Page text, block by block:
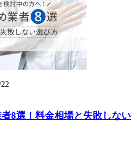
8選！料金相場と失敗しない